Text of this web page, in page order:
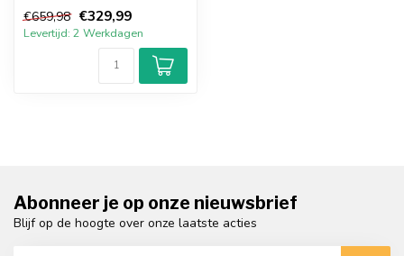
€659,98 €329,99
Levertijd: 2 Werkdagen
Abonneer je op onze nieuwsbrief
Blijf op de hoogte over onze laatste acties